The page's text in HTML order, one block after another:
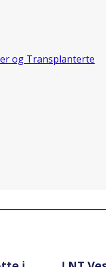
og Transplanterte